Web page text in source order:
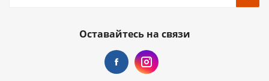
Оставайтесь на связи